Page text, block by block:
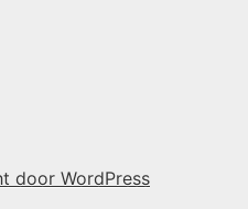
door WordPress